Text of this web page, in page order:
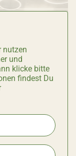
nutzen
und
klicke bitte
findest Du